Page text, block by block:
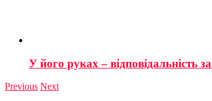
У його руках – відповідальність
Previous Next